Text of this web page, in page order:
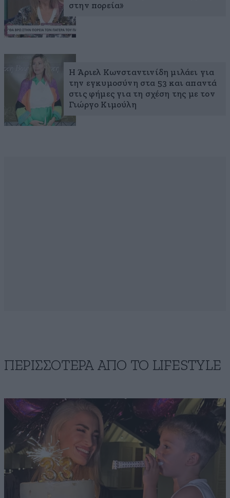
στην πορεία»
Η Άριελ Κωνσταντινίδη μιλάει για
την εγκυμοσύνη στα 53 και απαντά
στις φήμες για τη σχέση της με τον
Γιώργο Κιμούλη
ΠΕΡΙΣΣΟΤΕΡΑ ΑΠΟ ΤΟ LIFESTYLE